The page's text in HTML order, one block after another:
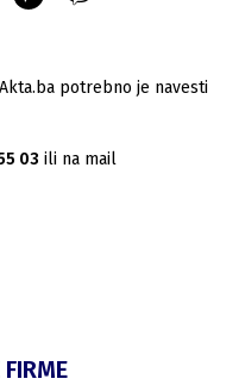
potrebno je navesti
03 ili na mail